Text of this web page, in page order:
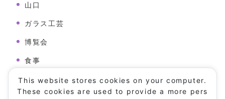
山口
ガラス工芸
博覧会
食事
病院
This website stores cookies on your computer.
These cookies are used to provide a more pers